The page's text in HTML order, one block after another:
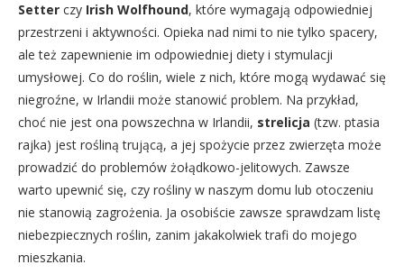
Setter czy Irish Wolfhound, które wymagają odpowiedniej
przestrzeni i aktywności. Opieka nad nimi to nie tylko spacery,
ale też zapewnienie im odpowiedniej diety i stymulacji
umysłowej. Co do roślin, wiele z nich, które mogą wydawać się
niegroźne, w Irlandii może stanowić problem. Na przykład,
choć nie jest ona powszechna w Irlandii, strelicja (tzw. ptasia
rajka) jest rośliną trującą, a jej spożycie przez zwierzęta może
prowadzić do problemów żołądkowo-jelitowych. Zawsze
warto upewnić się, czy rośliny w naszym domu lub otoczeniu
nie stanowią zagrożenia. Ja osobiście zawsze sprawdzam listę
niebezpiecznych roślin, zanim jakakolwiek trafi do mojego
mieszkania.